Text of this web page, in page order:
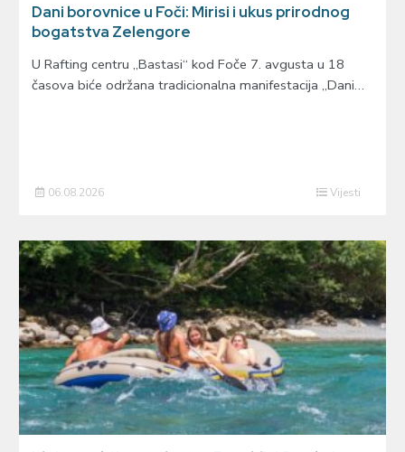
Dani borovnice u Foči: Mirisi i ukus prirodnog
bogatstva Zelengore
U Rafting centru „Bastasi“ kod Foče 7. avgusta u 18
časova biće održana tradicionalna manifestacija „Dani…
06.08.2026 Vijesti